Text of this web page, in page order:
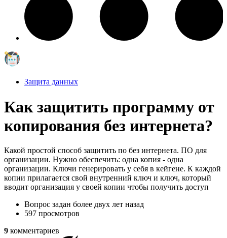
Защита данных
Как защитить программу от
копирования без интернета?
Какой простой способ защитить по без интернета. ПО для
организации. Нужно обеспечить: одна копия - одна
организации. Ключи генерировать у себя в кейгене. К каждой
копии прилагается свой внутренний ключ и ключ, который
вводит организация у своей копии чтобы получить доступ
Вопрос задан более двух лет назад
597 просмотров
9 комментариев